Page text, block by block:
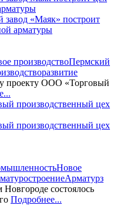
«Маяк» построит
арматуры
производствоПермский
развитие
проекту ООО «Торговый
производственный цех
Новое
Арматурз
состоялось
Подробнее...